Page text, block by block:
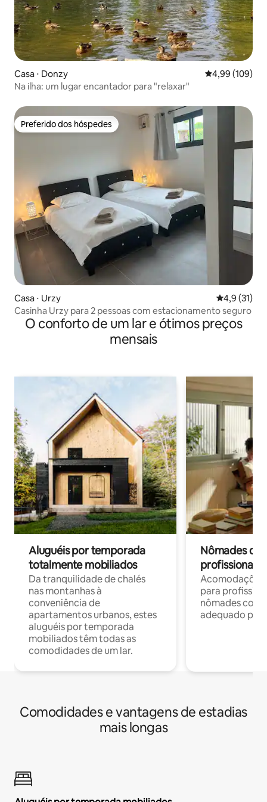
Casa ⋅ Donzy 4,99 de uma
4,99 (109)
Na ilha: um lugar encantador para "relaxar"
Preferido dos hóspedes
Preferido dos hóspedes
Casa ⋅ Urzy 4,9 de uma
4,9 (31)
Casinha Urzy para 2 pessoas com estacionamento seguro
O conforto de um lar e ótimos preços
mensais
Aluguéis por temporada
totalmente mobiliados
Da tranquilidade de chalés
nas montanhas à
conveniência de
apartamentos urbanos, estes
aluguéis por temporada
mobiliados têm todas as
comodidades de um lar.
Nômades
profissionais
para
nômades com
adequado
Comodidades e vantagens de estadias
mais longas